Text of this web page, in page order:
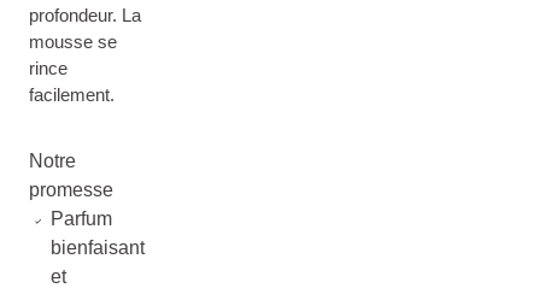
profondeur. La
mousse se
rince
facilement.
Notre
promesse
Parfum
bienfaisant
et